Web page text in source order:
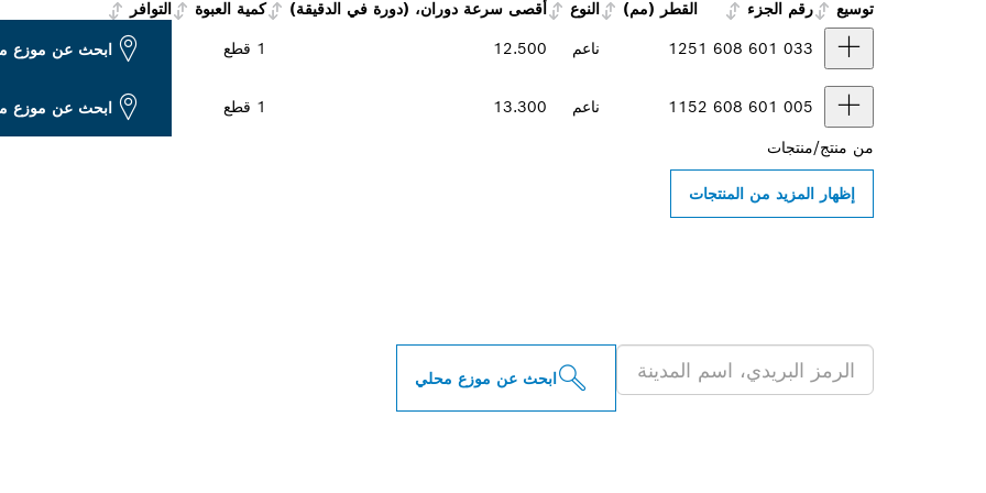
توسيع
رقم الجزء القطر (مم) النوع أقصى سرعة دوران، (دورة في الدقيقة) كمية العبوة
التوافر
1 608 601 033
125 ناعم 12.500 1 قطع ابحث عن موزع
2 608 601 005
115 ناعم 13.300 1 قطع ابحث عن موزع
من منتج/منتجات
إظهار المزيد من المنتجات
ابحث عن موزع محلي